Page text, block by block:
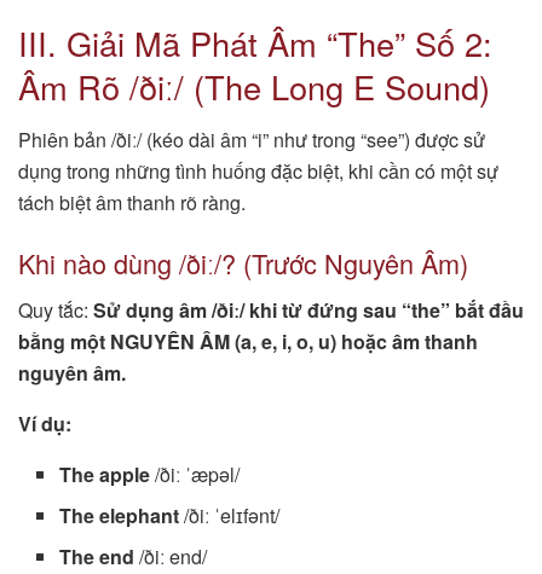
III. Giải Mã Phát Âm “The” Số 2:
Âm Rõ /ðiː/ (The Long E Sound)
Phiên bản /ðiː/ (kéo dài âm “i” như trong “see”) được sử
dụng trong những tình huống đặc biệt, khi cần có một sự
tách biệt âm thanh rõ ràng.
Khi nào dùng /ðiː/? (Trước Nguyên Âm)
Quy tắc: Sử dụng âm /ðiː/ khi từ đứng sau “the” bắt đầu
bằng một NGUYÊN ÂM (a, e, i, o, u) hoặc âm thanh
nguyên âm.
Ví dụ:
The apple/ðiː ˈæpəl/
The elephant/ðiː ˈelɪfənt/
The end /ðiː end/